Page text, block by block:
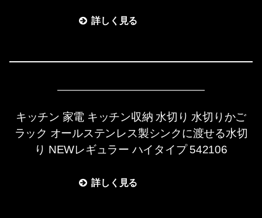
詳しく見る
キッチン 家電 キッチン収納 水切り 水切りかご
ラック オールステンレス製シンクに渡せる水切
り NEWレギュラー ハイタイプ 542106
詳しく見る